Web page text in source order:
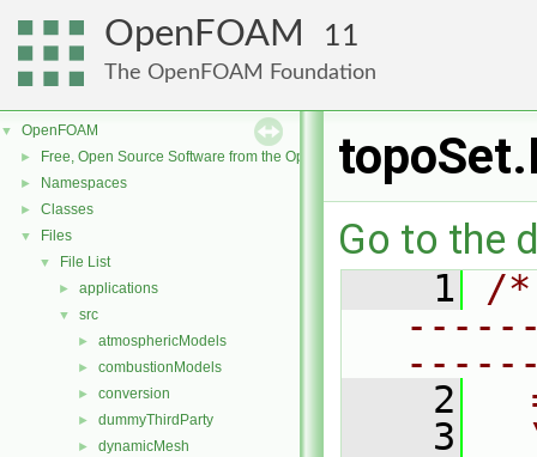
OpenFOAM 11
The OpenFOAM Foundation
▼ OpenFOAM
► Free, Open Source Software from the OpenFOAM Foundation
► Namespaces
► Classes
▼ Files
▼ File List
► applications
▼ src
► atmosphericModels
► combustionModels
► conversion
► dummyThirdParty
► dynamicMesh
Go to the
    1
/
    2
    3